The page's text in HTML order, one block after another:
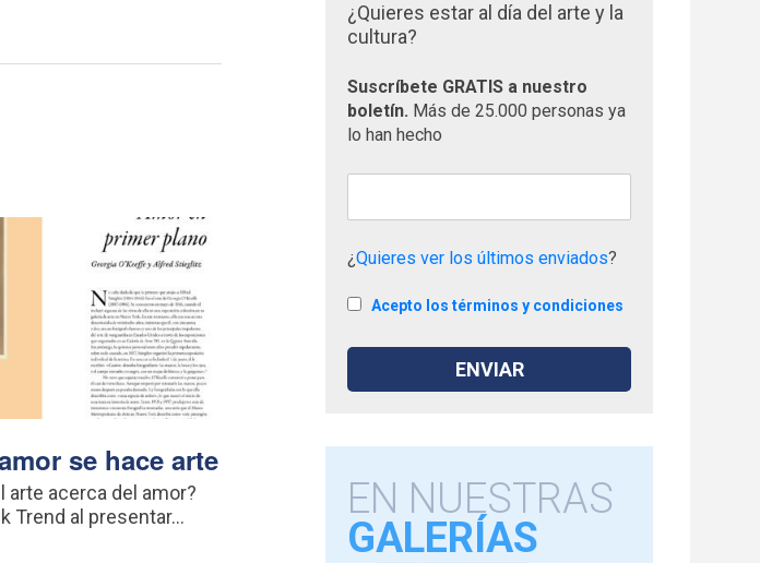
se hace arte
arte acerca del amor?
Trend al presentar...
¿Quieres estar al día del arte y la
cultura?
Suscríbete GRATIS a nuestro
boletín. Más de 25.000 personas ya
lo han hecho
¿Quieres ver los últimos enviados?
Acepto los términos y condiciones
EN NUESTRAS
GALERÍAS